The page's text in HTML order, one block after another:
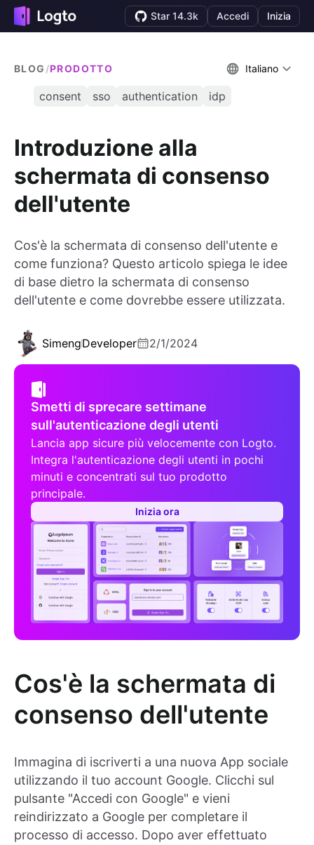
Star 14.3k Accedi Inizia
BLOG /PRODOTTO Italiano
consent sso authentication idp
Introduzione alla
schermata di consenso
dell'utente
Cos'è la schermata di consenso dell'utente e
come funziona? Questo articolo spiega le idee
di base dietro la schermata di consenso
dell'utente e come dovrebbe essere utilizzata.
SimengDeveloper 2/1/2024
Smetti di sprecare settimane
sull'autenticazione degli utenti
Lancia app sicure più velocemente con Logto.
Integra l'autenticazione degli utenti in pochi
minuti e concentrati sul tuo prodotto
principale.
Inizia ora
Cos'è la schermata di
consenso dell'utente
Immagina di iscriverti a una nuova App sociale
utilizzando il tuo account Google. Clicchi sul
pulsante "Accedi con Google" e vieni
reindirizzato a Google per completare il
processo di accesso. Dopo aver effettuato